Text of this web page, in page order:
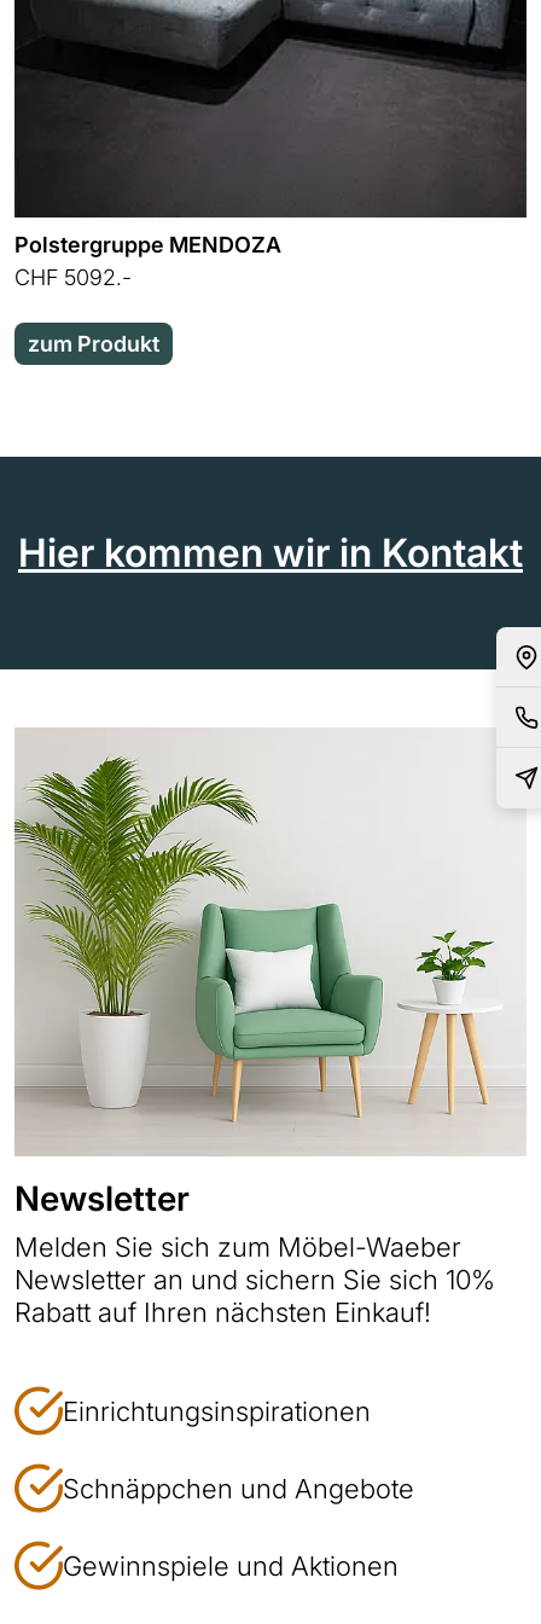
Polstergruppe MENDOZA
CHF 5092.-
zum Produkt
Hier kommen wir in Kontakt
Newsletter
Melden Sie sich zum Möbel-Waeber
Newsletter an und sichern Sie sich 10%
Rabatt auf Ihren nächsten Einkauf!
Einrichtungsinspirationen
Schnäppchen und Angebote
Gewinnspiele und Aktionen